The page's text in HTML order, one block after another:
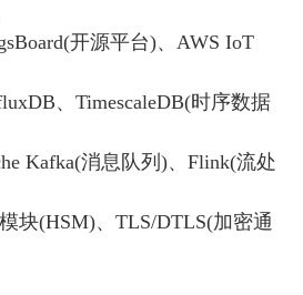
开源平台)、AWS IoT
、TimescaleDB(时序数据
Kafka(消息队列)、Flink(流处
块(HSM)、TLS/DTLS(加密通